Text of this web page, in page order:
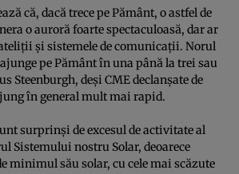
că, dacă trece pe Pământ, o astfel de
o auroră foarte spectaculoasă, dar ar
şi sistemele de comunicaţii. Norul
pe Pământ în una până la trei sau
Steenburgh, deşi CME declanşate de
în general mult mai rapid.
surprinşi de excesul de activitate al
Sistemului nostru Solar, deoarece
minimul său solar, cu cele mai scăzute